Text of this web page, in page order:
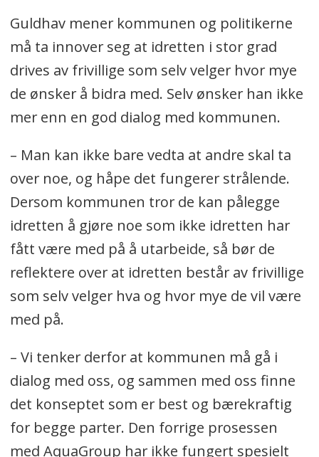
Guldhav mener kommunen og politikerne
må ta innover seg at idretten i stor grad
drives av frivillige som selv velger hvor mye
de ønsker å bidra med. Selv ønsker han ikke
mer enn en god dialog med kommunen.
– Man kan ikke bare vedta at andre skal ta
over noe, og håpe det fungerer strålende.
Dersom kommunen tror de kan pålegge
idretten å gjøre noe som ikke idretten har
fått være med på å utarbeide, så bør de
reflektere over at idretten består av frivillige
som selv velger hva og hvor mye de vil være
med på.
– Vi tenker derfor at kommunen må gå i
dialog med oss, og sammen med oss finne
det konseptet som er best og bærekraftig
for begge parter. Den forrige prosessen
med AquaGroup har ikke fungert spesielt